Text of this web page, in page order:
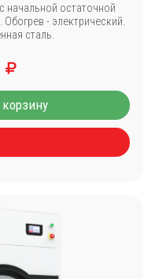
начальной остаточной
- электрический.
сталь.